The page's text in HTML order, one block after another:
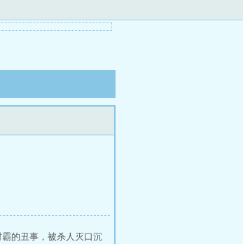
的丑事，被杀人灭口沉